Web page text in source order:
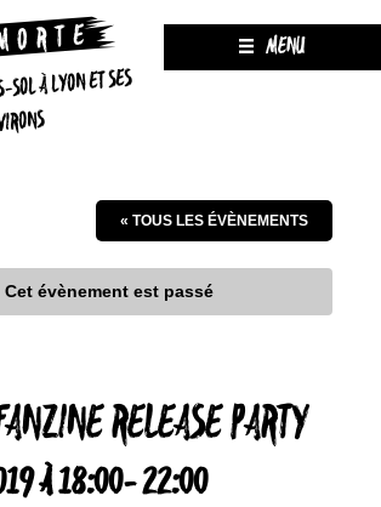
À LYON ET SES
MENU
« TOUS LES ÉVÈNEMENTS
Cet évènement est passé
RELEASE PARTY
À 18:00-22:00